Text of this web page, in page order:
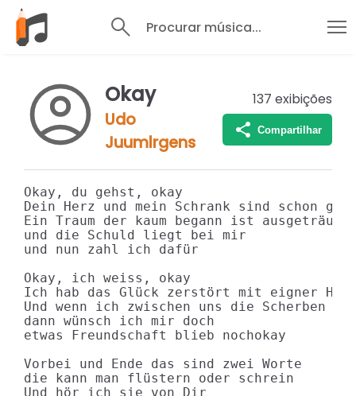
Procurar música...
Okay
Udo
Juumlrgens
137 exibições
Compartilhar
Okay, du gehst, okay
Dein Herz und mein Schrank sind schon
Ein Traum der kaum begann ist ausgeträumt
und die Schuld liegt bei mir
und nun zahl ich dafür
Okay, ich weiss, okay
Ich hab das Glück zerstört mit eigner
Und wenn ich zwischen uns die Scherben
dann wünsch ich mir doch
etwas Freundschaft blieb nochokay
Vorbei und Ende das sind zwei Worte
die kann man flüstern oder schrein
Und hör ich sie von Dir